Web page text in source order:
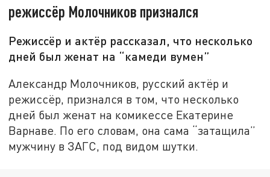
режиссёр Молочников признался
Режиссёр и актёр рассказал, что несколько
дней был женат на “камеди вумен”
Александр Молочников, русский актёр и
режиссёр, признался в том, что несколько
дней был женат на комикессе Екатерине
Варнаве. По его словам, она сама “затащила”
мужчину в ЗАГС, под видом шутки.